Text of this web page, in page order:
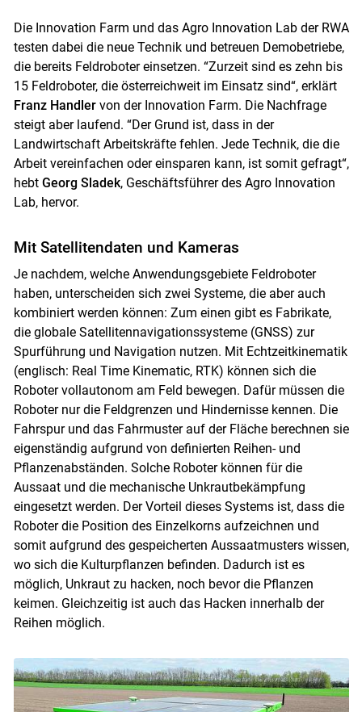
Die Innovation Farm und das Agro Innovation Lab der RWA
testen dabei die neue Technik und betreuen Demobetriebe,
die bereits Feldroboter einsetzen. “Zurzeit sind es zehn bis
15 Feldroboter, die österreichweit im Einsatz sind“, erklärt
Franz Handlervon der Innovation Farm. Die Nachfrage
steigt aber laufend. “Der Grund ist, dass in der
Landwirtschaft Arbeitskräfte fehlen. Jede Technik, die die
Arbeit vereinfachen oder einsparen kann, ist somit gefragt“,
hebtGeorg Sladek, Geschäftsführer des Agro Innovation
Lab, hervor.
Mit Satellitendaten und Kameras
Je nachdem, welche Anwendungsgebiete Feldroboter
haben, unterscheiden sich zwei Systeme, die aber auch
kombiniert werden können: Zum einen gibt es Fabrikate,
die globale Satellitennavigationssysteme (GNSS) zur
Spurführung und Navigation nutzen. Mit Echtzeitkinematik
(englisch: Real Time Kinematic, RTK) können sich die
Roboter vollautonom am Feld bewegen. Dafür müssen die
Roboter nur die Feldgrenzen und Hindernisse kennen. Die
Fahrspur und das Fahrmuster auf der Fläche berechnen sie
eigenständig aufgrund von definierten Reihen- und
Pflanzenabständen. Solche Roboter können für die
Aussaat und die mechanische Unkrautbekämpfung
eingesetzt werden. Der Vorteil dieses Systems ist, dass die
Roboter die Position des Einzelkorns aufzeichnen und
somit aufgrund des gespeicherten Aussaatmusters wissen,
wo sich die Kulturpflanzen befinden. Dadurch ist es
möglich, Unkraut zu hacken, noch bevor die Pflanzen
keimen. Gleichzeitig ist auch das Hacken innerhalb der
Reihen möglich.